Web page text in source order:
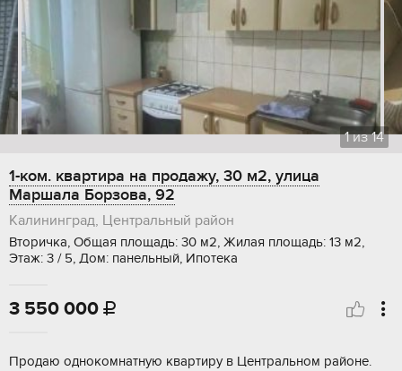
1из14
1-ком. квартира на продажу, 30 м2, улица
Маршала Борзова, 92
Калининград, Центральный район
Вторичка, Общая площадь: 30 м2, Жилая площадь: 13 м2,
Этаж: 3 / 5, Дом: панельный, Ипотека
3 550 000 
Продаю однокомнатную квартиру в Центральном районе.